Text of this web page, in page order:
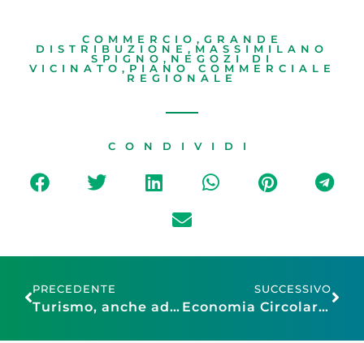
COMMERCIO , GRANDE
DISTRIBUZIONE , MASSIMILANO
SPIGNO , NEGOZI DI
VICINATO , PIANO COMMERCIALE
REGIONALE
CONDIVIDI
PRECEDENTE
Turismo, anche ad aprile i tour guidati “Conosci Genova?” dal Porto Antico
SUCCESSIVO
Economia Circolare, a Genova la prima edizione del Circular Value Forum